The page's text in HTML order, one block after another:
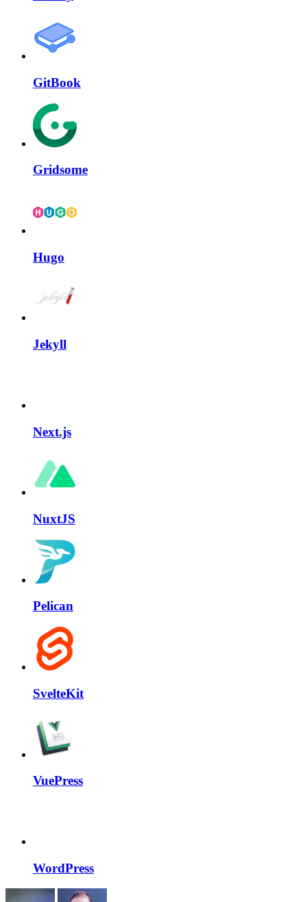
GitBook
Gridsome
Hugo
Jekyll
Next.js
NuxtJS
Pelican
SvelteKit
VuePress
WordPress